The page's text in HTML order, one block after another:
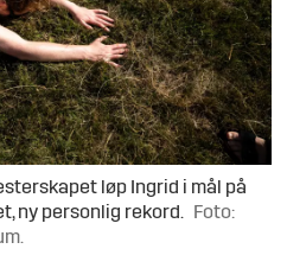
løp Ingrid i mål på
ny personlig rekord.
Foto: